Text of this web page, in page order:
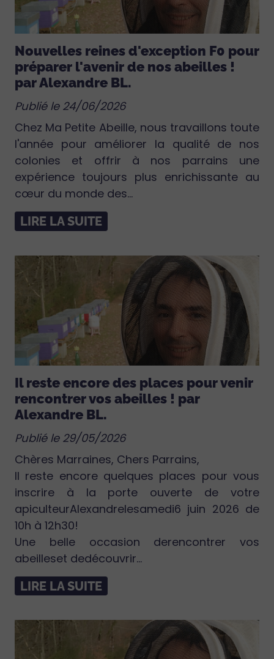
Nouvelles reines d'exception F0 pour
préparer l'avenir de nos abeilles !
par Alexandre BL.
Publié le 24/06/2026
Chez Ma Petite Abeille, nous travaillons toute
l'année pour améliorer la qualité de nos
colonies et offrir à nos parrains une
expérience toujours plus enrichissante au
cœur du monde des...
LIRE LA SUITE
Il reste encore des places pour venir
rencontrer vos abeilles ! par
Alexandre BL.
Publié le 29/05/2026
Chères Marraines, Chers Parrains,
Il reste encore quelques places pour vous
inscrire à la porte ouverte de votre
apiculteurAlexandrelesamedi6 juin 2026 de
10h à 12h30!
Une belle occasion derencontrer vos
abeilleset dedécouvrir...
LIRE LA SUITE